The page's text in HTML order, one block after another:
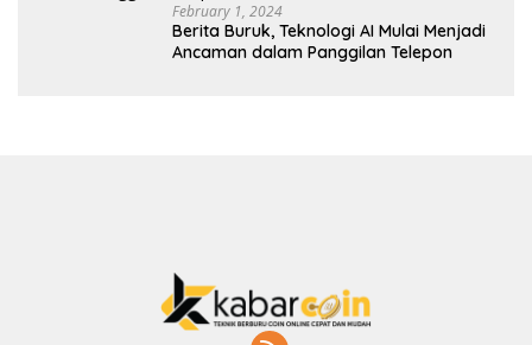
February 1, 2024
Berita Buruk, Teknologi AI Mulai Menjadi
Ancaman dalam Panggilan Telepon